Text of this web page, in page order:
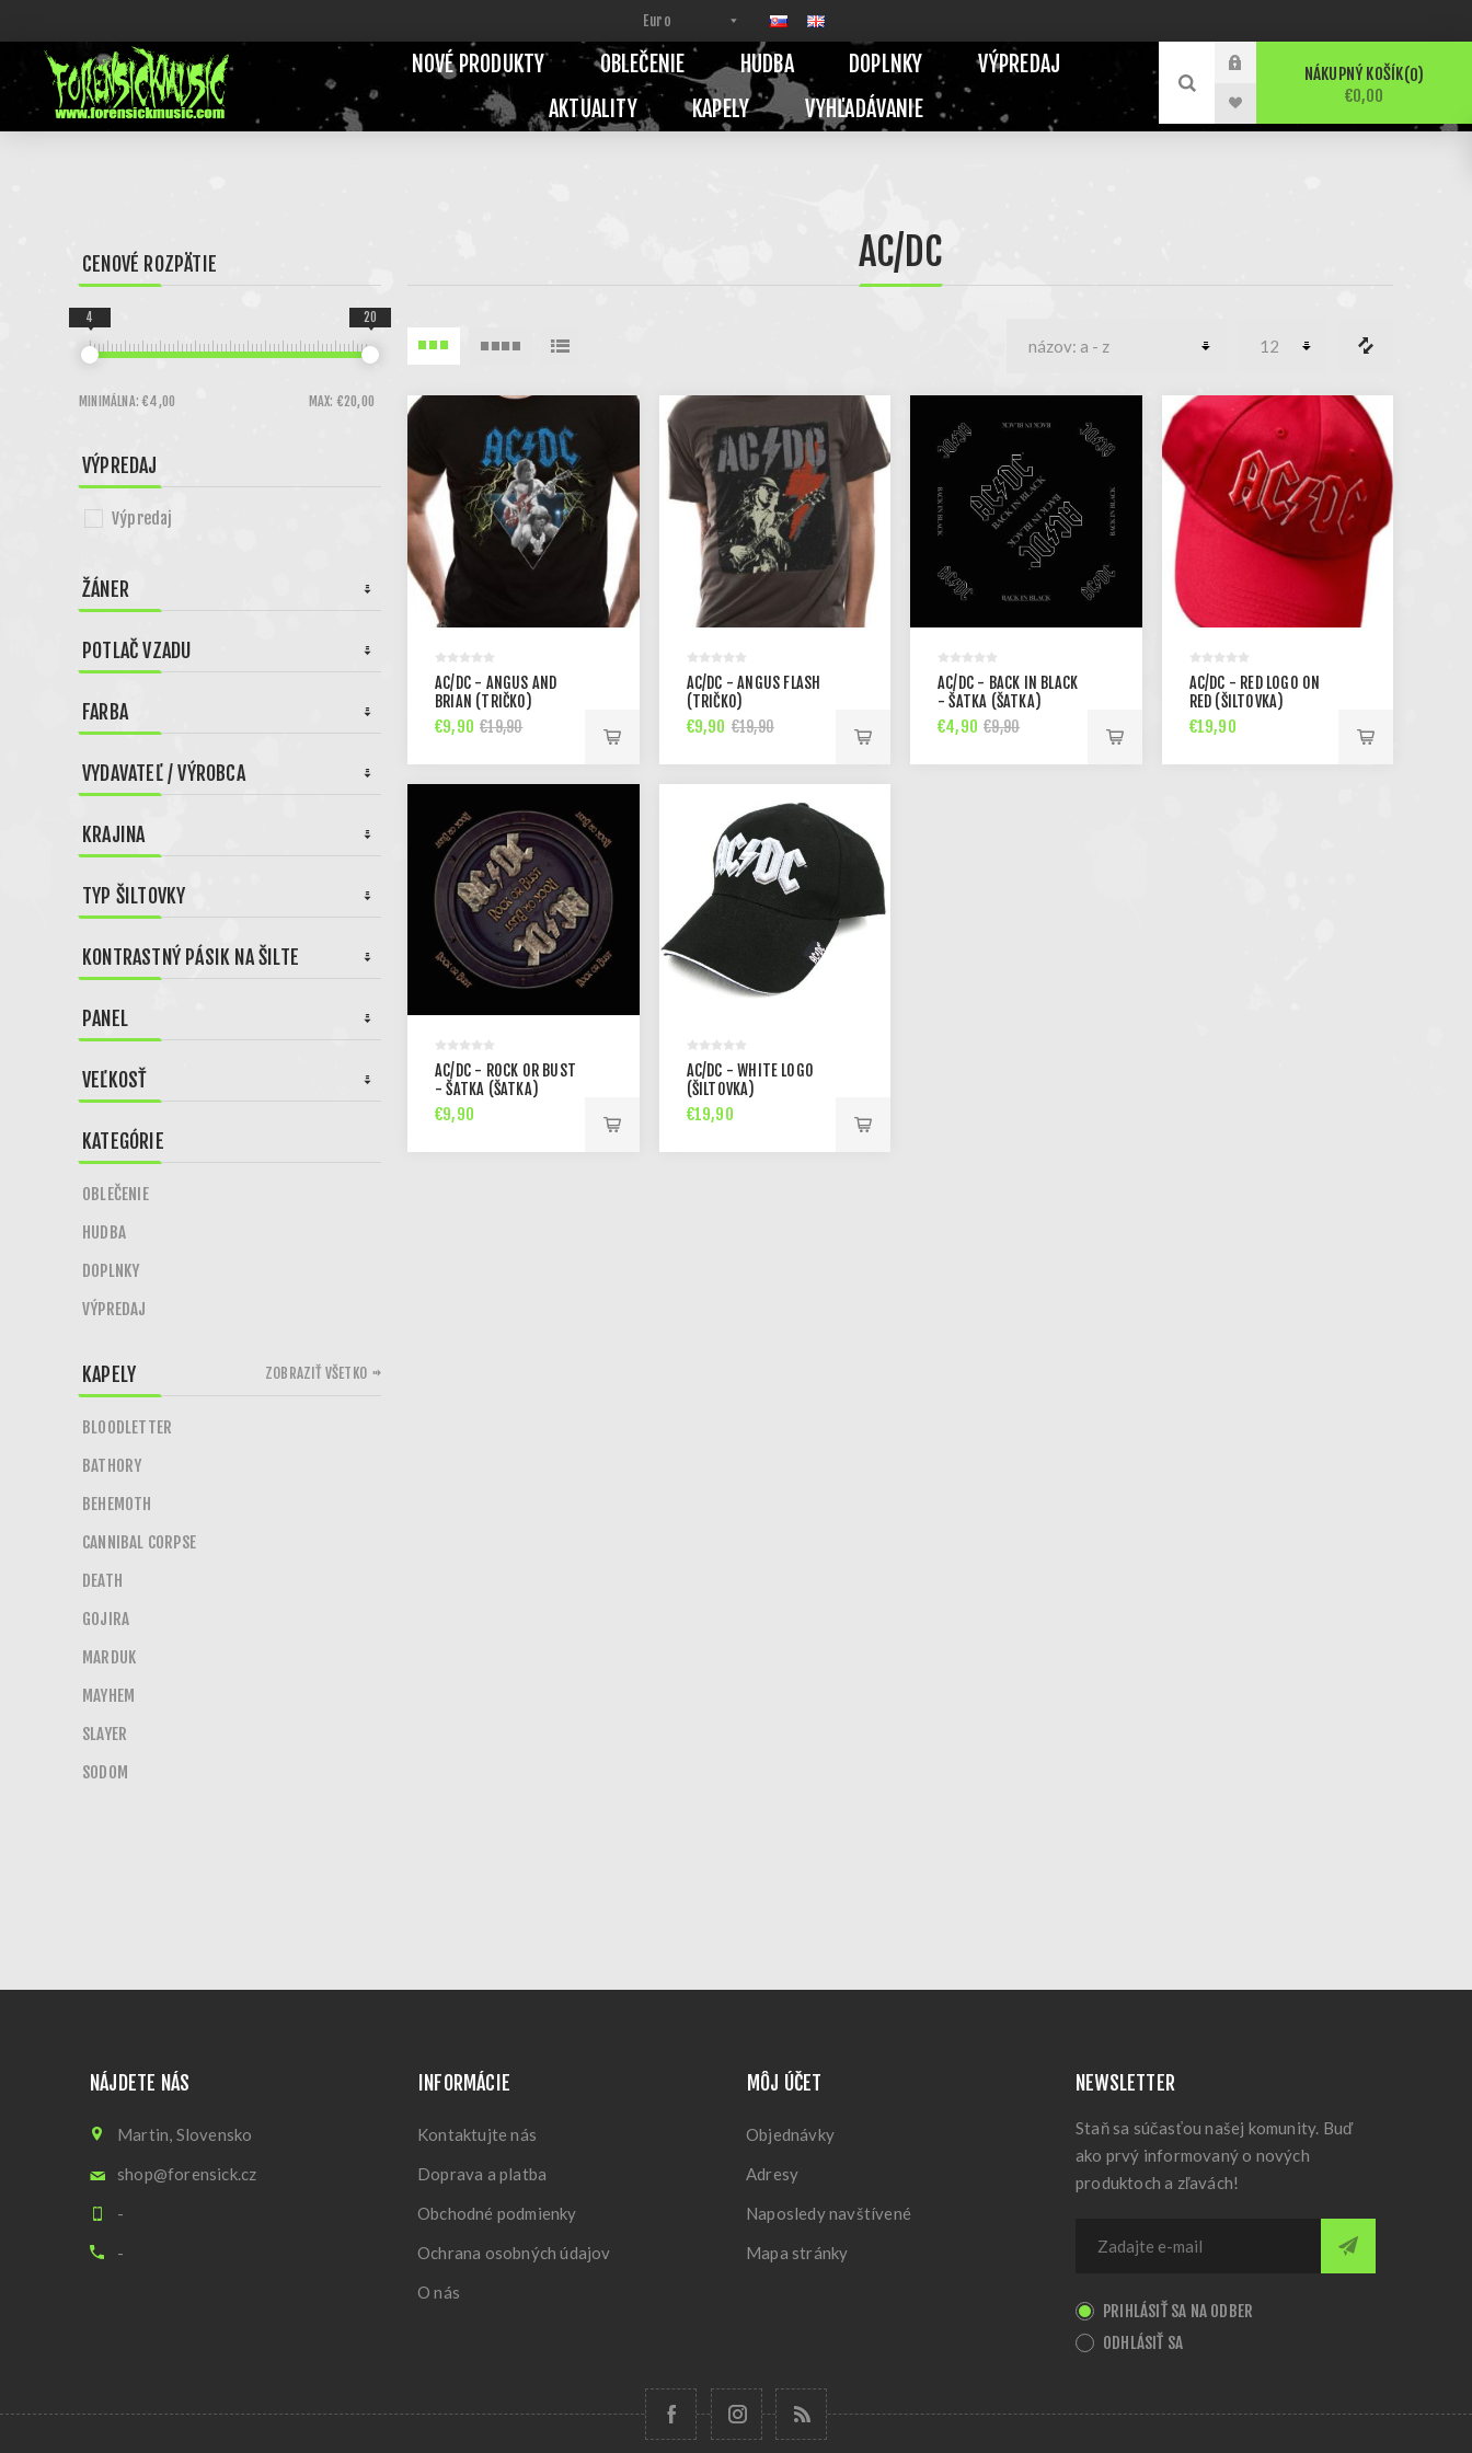
NOVÉ PRODUKTY OBLEČENIE HUDBA DOPLNKY
VÝPREDAJ
AKTUALITY
KAPELY VYHĽADÁVANIE
NÁKUPNÝ KOŠÍK 0
€0,00
AC/DC
AC/DC - ANGUS AND
BRIAN (TRIČKO)
€9,90 €19,90
AC/DC - ANGUS FLASH
(TRIČKO)
€9,90 €19,90
AC/DC - BACK IN BLACK
- ŠATKA (ŠATKA)
€4,90 €9,90
AC/DC - RED LOGO ON
RED (ŠILTOVKA)
€19,90
AC/DC - ROCK OR BUST
- ŠATKA (ŠATKA)
€9,90
AC/DC - WHITE LOGO
(ŠILTOVKA)
€19,90
CENOVÉ ROZPÄTIE
MINIMÁLNA: €4,00 MAX: €20,00
4 20
VÝPREDAJ
Výpredaj
ŽÁNER
POTLAČ VZADU
FARBA
VYDAVATEĽ / VÝROBCA
KRAJINA
TYP ŠILTOVKY
KONTRASTNÝ PÁSIK NA ŠILTE
PANEL
VEĽKOSŤ
KATEGÓRIE
OBLEČENIE
HUDBA
DOPLNKY
VÝPREDAJ
KAPELY
BLOODLETTER
BATHORY
BEHEMOTH
CANNIBAL CORPSE
DEATH
GOJIRA
MARDUK
MAYHEM
SLAYER
SODOM
ZOBRAZIŤ VŠETKO
NÁJDETE NÁS
Martin, Slovensko
shop@forensick.cz
-
-
INFORMÁCIE
Kontaktujte nás
Doprava a platba
Obchodné podmienky
Ochrana osobných údajov
O nás
MÔJ ÚČET
Objednávky
Adresy
Naposledy navštívené
Mapa stránky
NEWSLETTER
Staň sa súčasťou našej komunity. Buď
ako prvý informovaný o nových
produktoch a zľavách!
PRIHLÁSIŤ SA NA ODBER
ODHLÁSIŤ SA